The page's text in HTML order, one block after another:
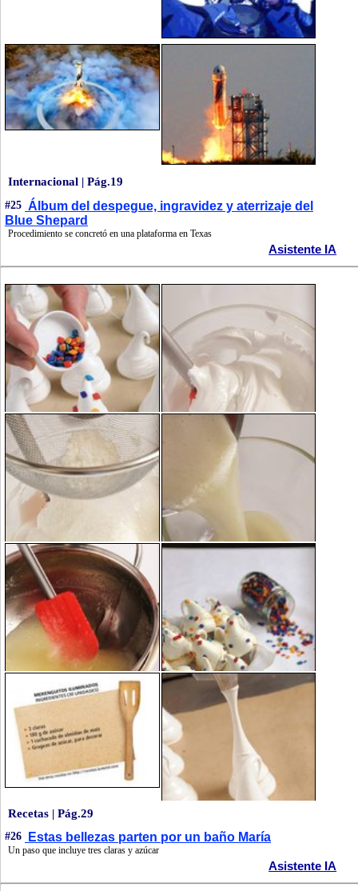
Internacional | Pág.19
#25 Álbum del despegue, ingravidez y aterrizaje del
Blue Shepard
Procedimiento se concretó en una plataforma en Texas
Asistente IA
Recetas | Pág.29
#26 Estas bellezas parten por un baño María
Un paso que incluye tres claras y azúcar
Asistente IA